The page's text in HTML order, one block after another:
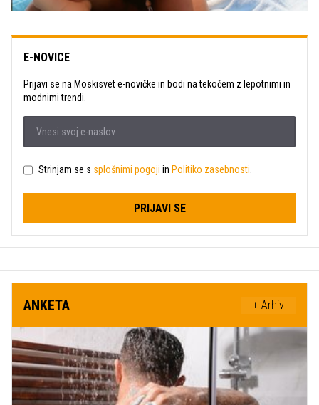
E-NOVICE
Prijavi se na Moskisvet e-novičke in bodi na tekočem z lepotnimi in
modnimi trendi.
Strinjam se s splošnimi pogoji in Politiko zasebnosti.
PRIJAVI SE
ANKETA + Arhiv